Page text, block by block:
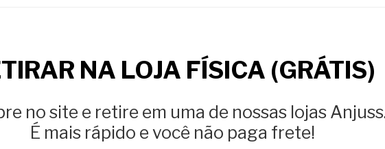
NA LOJA FÍSICA (GRÁTIS)
no site e retire em uma de nossas lojas
É mais rápido e você não paga frete!